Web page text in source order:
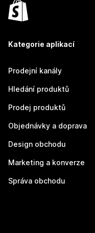
Kategorie aplikací
Prodejní kanály
Hledání produktů
Prodej produktů
Objednávky a doprava
Design obchodu
Marketing a konverze
Správa obchodu